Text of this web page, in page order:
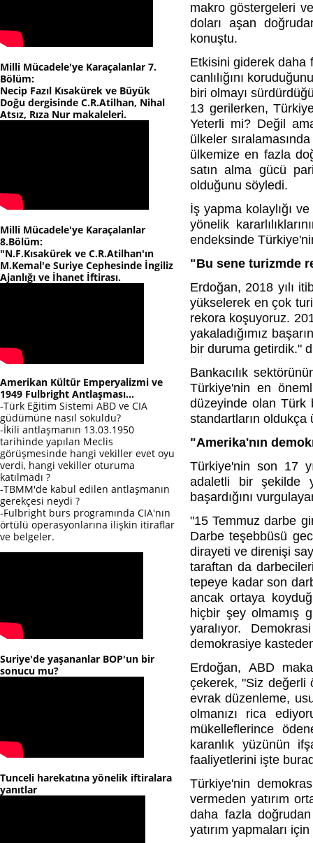
Milli Mücadele'ye Karaçalanlar 7.
Bölüm:
Necip Fazıl Kısakürek ve Büyük
Doğu dergisinde C.R.Atilhan, Nihal
Atsız, Rıza Nur makaleleri.
Milli Mücadele'ye Karaçalanlar
8.Bölüm:
"N.F.Kısakürek ve C.R.Atilhan'ın
M.Kemal'e Suriye Cephesinde İngiliz
Ajanlığı ve İhanet İftirası.
Amerikan Kültür Emperyalizmi ve
1949 Fulbright Antlaşması...
-Türk Eğitim Sistemi ABD ve CIA
güdümüne nasıl sokuldu?
-İkili antlaşmanın 13.03.1950
tarihinde yapılan Meclis
görüşmesinde hangi vekiller evet oyu
verdi, hangi vekiller oturuma
katılmadı ?
-TBMM'de kabul edilen antlaşmanın
gerekçesi neydi ?
-Fulbright burs programında CIA'nın
örtülü operasyonlarına ilişkin itiraflar
ve belgeler.
Suriye'de yaşananlar BOP'un bir
sonucu mu?
Tunceli harekatına yönelik iftiralara
yanıtlar
makro göstergeleri
doları aşan
konuştu.
Etkisini giderek daha
canlılığını
biri olmayı
13 gerilerken,
Yeterli mi? Değil
ülkeler
ülkemize en fazla
satın alma gücü
olduğunu söyledi.
İş yapma kolaylığı
yönelik
endeksinde
"Bu sene turizmde
Erdoğan, 2018 yılı
yükselerek en çok
rekora koşuyoruz.
yakaladığımız
bir duruma getirdik."
Bankacılık
Türkiye'nin en
düzeyinde olan Türk
standartların oldukça
"Amerika'nın
Türkiye'nin son 17
adaletli bir şekilde
başardığını
"15 Temmuz darbe
Darbe teşebbüsü
dirayeti ve direnişi
taraftan da
tepeye kadar son
ancak ortaya
hiçbir şey olmamış
yaralıyor.
demokrasiye
Erdoğan, ABD
çekerek, "Siz değerli
evrak düzenleme,
olmanızı rica
mükelleflerince
karanlık yüzünün
faaliyetlerini işte
Türkiye'nin
vermeden yatırım
daha fazla doğrudan
yatırım yapmaları